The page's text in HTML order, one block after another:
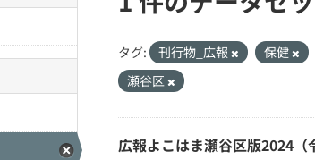
タグ: 刊行物_広報 保健
瀬谷区
広報よこはま瀬谷区版2024（